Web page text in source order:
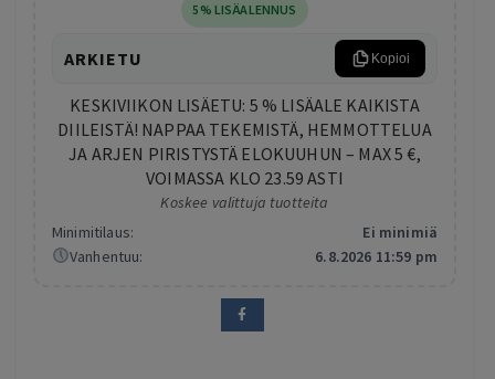
5% LISÄALENNUS
ARKIETU Kopioi
KESKIVIIKON LISÄETU: 5 % LISÄALE KAIKISTA
DIILEISTÄ! NAPPAA TEKEMISTÄ, HEMMOTTELUA
JA ARJEN PIRISTYSTÄ ELOKUUHUN – MAX 5 €,
VOIMASSA KLO 23.59 ASTI
Koskee valittuja tuotteita
Minimitilaus:
Ei minimiä
Vanhentuu:
6.8.2026 11:59 pm